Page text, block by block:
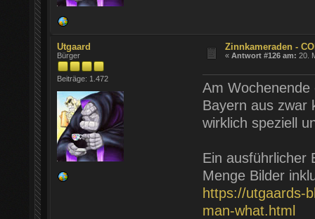
Utgaard
Bürger
Beiträge: 1.472
Zinnkameraden -
«Antwort #126 am: 20.
Am Wochenende
Bayern aus zwar
wirklich speziell
Ein ausführlicher
Menge Bilder
https://utgaards-
man-what.html